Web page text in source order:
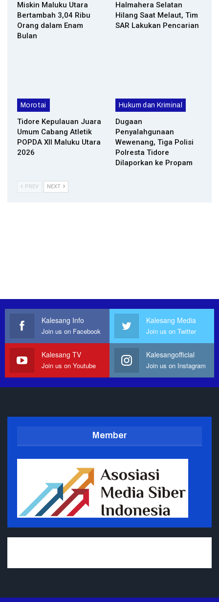
Miskin Maluku Utara
Bertambah 3,04 Ribu
Orang dalam Enam
Bulan
Halmahera Selatan
Hilang Saat Melaut, Tim
SAR Lakukan Pencarian
Morotai
Tidore Kepulauan Juara
Umum Cabang Atletik
POPDA XII Maluku Utara
2026
Hukum dan Kriminal
Dugaan
Penyalahgunaan
Wewenang, Tiga Polisi
Polresta Tidore
Dilaporkan ke Propam
PREV NEXT
Kalesang Info
Join us on Facebook
Kalesang Media
Join us on Twitter
Kalesang TV
Join us on Youtube
Kalesangofficial
Join us on Instagram
Member